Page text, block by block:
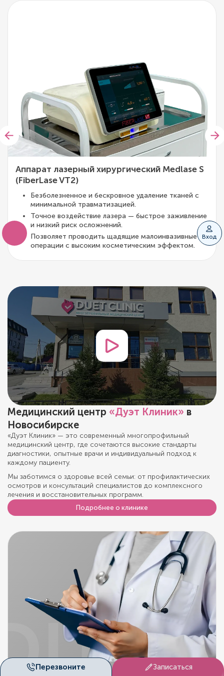
Вход
Перезвоните Записаться
Аппарат лазерный хирургический Medlase S
(FiberLase VT2)
Безболезненное и бескровное удаление тканей с
минимальной травматизацией.
Точное воздействие лазера — быстрое заживление
и низкий риск осложнений.
Позволяет проводить щадящие малоинвазивные
операции с высоким косметическим эффектом.
Медицинский центр «Дуэт Клиник» в
Новосибирске
«Дуэт Клиник» — это современный многопрофильный
медицинский центр, где сочетаются высокие стандарты
диагностики, опытные врачи и индивидуальный подход к
каждому пациенту.
Мы заботимся о здоровье всей семьи: от профилактических
осмотров и консультаций специалистов до комплексного
лечения и восстановительных программ.
Подробнее о клинике